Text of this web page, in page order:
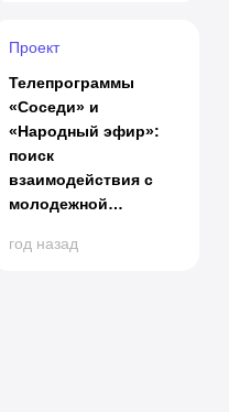
Проект
Телепрограммы
«Соседи» и
«Народный эфир»:
поиск
взаимодействия с
молодежной
год назад